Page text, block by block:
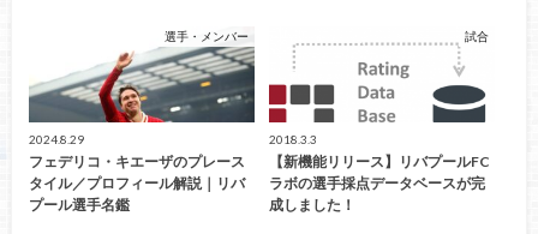
選手・メンバー
2024.8.29
フェデリコ・キエーザのプレース
タイル／プロフィール解説｜リバ
プール選手名鑑
試合
2018.3.3
【新機能リリース】リバプールFC
ラボの選手採点データベースが完
成しました！